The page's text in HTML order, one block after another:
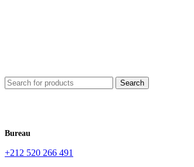
Search
Bureau
+212 520 266 491